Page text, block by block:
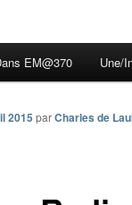
EM@370 Une/
2015 parCharles de